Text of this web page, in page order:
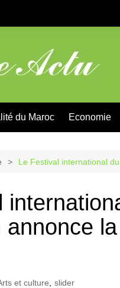
du Maroc Economie
Le Festival international
la
et culture slider